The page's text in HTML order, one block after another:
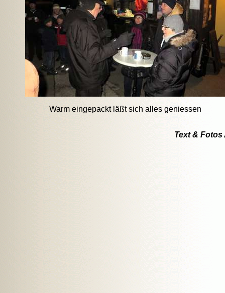
Warm eingepackt läßt sich alles geniessen
Text & Fotos